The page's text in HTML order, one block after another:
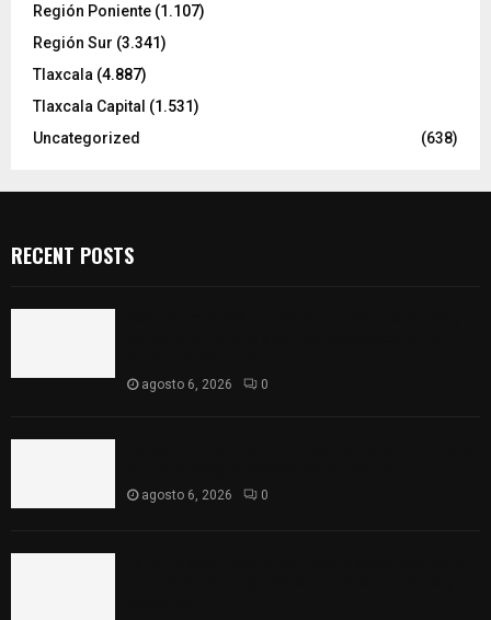
Región Poniente (1.107)
Región Sur (3.341)
Tlaxcala (4.887)
Tlaxcala Capital (1.531)
Uncategorized
(638)
RECENT POSTS
agosto 6, 2026 0
agosto 6, 2026 0